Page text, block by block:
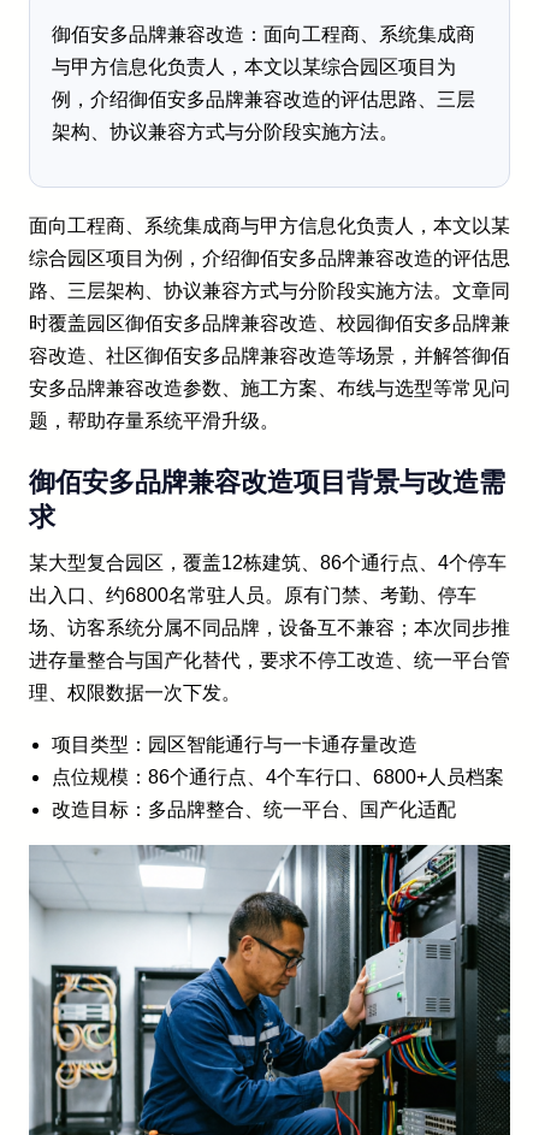
御佰安多品牌兼容改造：面向工程商、系统集成商
与甲方信息化负责人，本文以某综合园区项目为
例，介绍御佰安多品牌兼容改造的评估思路、三层
架构、协议兼容方式与分阶段实施方法。
面向工程商、系统集成商与甲方信息化负责人，本文以某
综合园区项目为例，介绍御佰安多品牌兼容改造的评估思
路、三层架构、协议兼容方式与分阶段实施方法。文章同
时覆盖园区御佰安多品牌兼容改造、校园御佰安多品牌兼
容改造、社区御佰安多品牌兼容改造等场景，并解答御佰
安多品牌兼容改造参数、施工方案、布线与选型等常见问
题，帮助存量系统平滑升级。
御佰安多品牌兼容改造项目背景与改造需
求
某大型复合园区，覆盖12栋建筑、86个通行点、4个停车
出入口、约6800名常驻人员。原有门禁、考勤、停车
场、访客系统分属不同品牌，设备互不兼容；本次同步推
进存量整合与国产化替代，要求不停工改造、统一平台管
理、权限数据一次下发。
项目类型：园区智能通行与一卡通存量改造
点位规模：86个通行点、4个车行口、6800+人员档案
改造目标：多品牌整合、统一平台、国产化适配